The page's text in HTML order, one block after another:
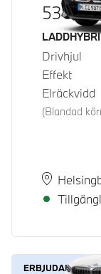
530e
Bränsle
Drivhjul
Effekt
Elräckvidd
(Blandad
Plats
ERBJUDANDE